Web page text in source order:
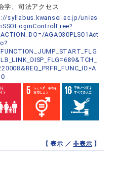
学、司法アクセス
syllabus.kwansei.ac.jp/unias
AGA030PLS01Act
【 表示 ／非表示 】